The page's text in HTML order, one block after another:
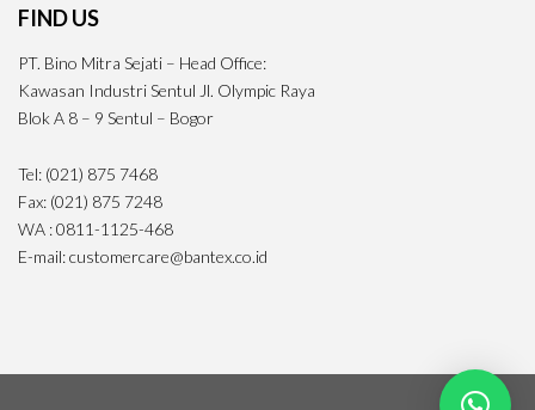
FIND US
PT. Bino Mitra Sejati – Head Office:
Kawasan Industri Sentul Jl. Olympic Raya
Blok A 8 – 9 Sentul – Bogor
Tel: (021) 875 7468
Fax: (021) 875 7248
WA : 0811-1125-468
E-mail: customercare@bantex.co.id